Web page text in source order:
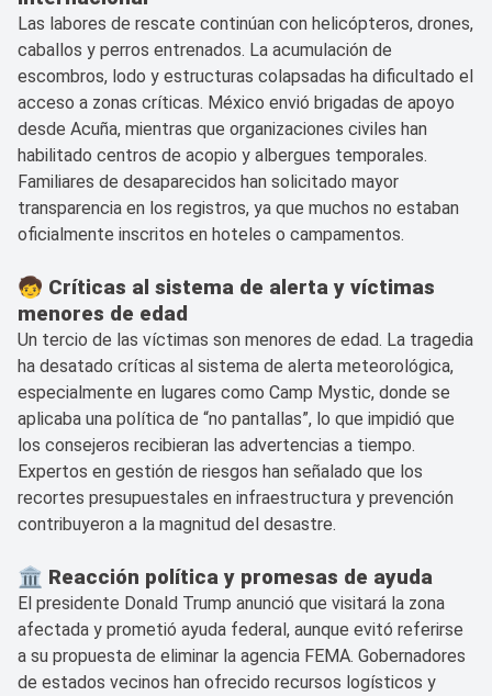
Las labores de rescate continúan con helicópteros, drones,
caballos y perros entrenados. La acumulación de
escombros, lodo y estructuras colapsadas ha dificultado el
acceso a zonas críticas. México envió brigadas de apoyo
desde Acuña, mientras que organizaciones civiles han
habilitado centros de acopio y albergues temporales.
Familiares de desaparecidos han solicitado mayor
transparencia en los registros, ya que muchos no estaban
oficialmente inscritos en hoteles o campamentos.
🧒 Críticas al sistema de alerta y víctimas
menores de edad
Un tercio de las víctimas son menores de edad. La tragedia
ha desatado críticas al sistema de alerta meteorológica,
especialmente en lugares como Camp Mystic, donde se
aplicaba una política de “no pantallas”, lo que impidió que
los consejeros recibieran las advertencias a tiempo.
Expertos en gestión de riesgos han señalado que los
recortes presupuestales en infraestructura y prevención
contribuyeron a la magnitud del desastre.
🏛️ Reacción política y promesas de ayuda
El presidente Donald Trump anunció que visitará la zona
afectada y prometió ayuda federal, aunque evitó referirse
a su propuesta de eliminar la agencia FEMA. Gobernadores
de estados vecinos han ofrecido recursos logísticos y